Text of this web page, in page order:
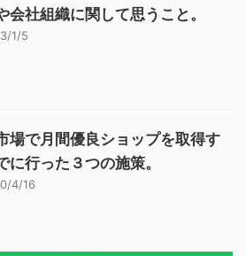
会社組織に関して思うこと。
1/5
場で月間優良ショップを取得す
に行った３つの施策。
4/16